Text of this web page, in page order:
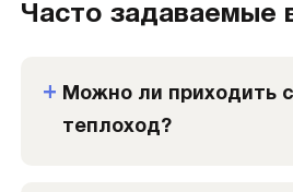
Часто задаваемые
Можно ли приходить
теплоход?